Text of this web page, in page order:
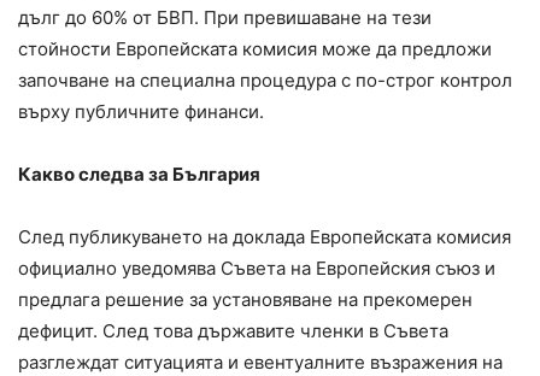
дълг до 60% от БВП. При превишаване на тези
стойности Европейската комисия може да предложи
започване на специална процедура с по-строг контрол
върху публичните финанси.
Какво следва за България
След публикуването на доклада Европейската комисия
официално уведомява Съвета на Европейския съюз и
предлага решение за установяване на прекомерен
дефицит. След това държавите членки в Съвета
разглеждат ситуацията и евентуалните възражения на